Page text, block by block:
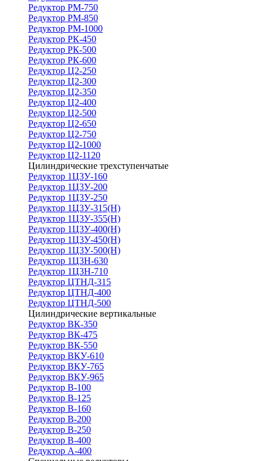
Редуктор РМ-750
Редуктор РМ-850
Редуктор РМ-1000
Редуктор РК-450
Редуктор РК-500
Редуктор РК-600
Редуктор Ц2-250
Редуктор Ц2-300
Редуктор Ц2-350
Редуктор Ц2-400
Редуктор Ц2-500
Редуктор Ц2-650
Редуктор Ц2-750
Редуктор Ц2-1000
Редуктор Ц2-1120
Цилиндрические трехступенчатые
Редуктор 1Ц3У-160
Редуктор 1Ц3У-200
Редуктор 1Ц3У-250
Редуктор 1Ц3У-315(Н)
Редуктор 1Ц3У-355(Н)
Редуктор 1Ц3У-400(Н)
Редуктор 1Ц3У-450(Н)
Редуктор 1Ц3У-500(Н)
Редуктор 1Ц3Н-630
Редуктор 1Ц3Н-710
Редуктор ЦТНД-315
Редуктор ЦТНД-400
Редуктор ЦТНД-500
Цилиндрические вертикальные
Редуктор ВК-350
Редуктор ВК-475
Редуктор ВК-550
Редуктор ВКУ-610
Редуктор ВКУ-765
Редуктор ВКУ-965
Редуктор В-100
Редуктор В-125
Редуктор В-160
Редуктор В-200
Редуктор В-250
Редуктор В-400
Редуктор А-400